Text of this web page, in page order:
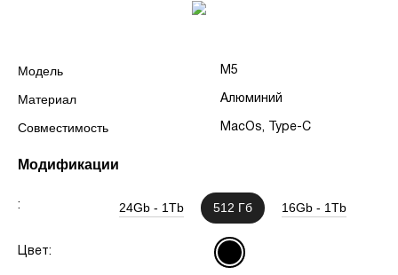
Модель M5
Материал Алюминий
Совместимость MacOs, Type-C
Модификации
: 24Gb - 1Tb 512 Гб 16Gb - 1Tb
Цвет: